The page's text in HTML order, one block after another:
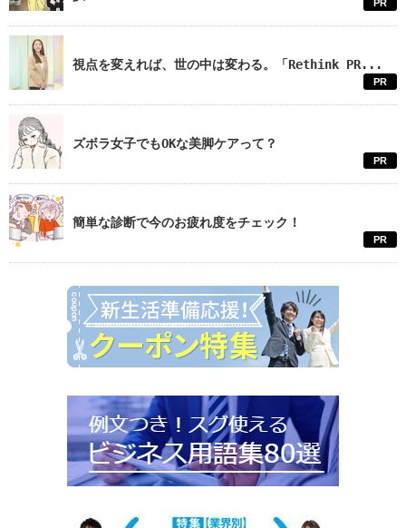
PR
視点を変えれば、世の中は変わる。「Rethink PR...
PR
ズボラ女子でもOKな美脚ケアって？
PR
簡単な診断で今のお疲れ度をチェック！
PR